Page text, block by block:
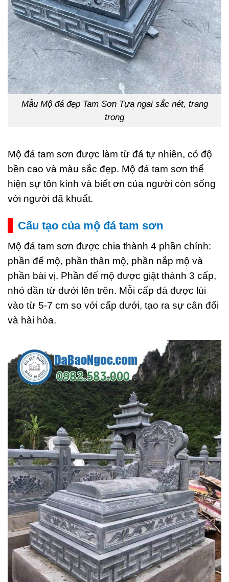
Mẫu Mộ đá đẹp Tam Sơn Tựa ngai sắc nét, trang
trọng
Mộ đá tam sơn được làm từ đá tự nhiên, có độ
bền cao và màu sắc đẹp. Mộ đá tam sơn thể
hiện sự tôn kính và biết ơn của người còn sống
với người đã khuất.
Cấu tạo của mộ đá tam sơn
Mộ đá tam sơn được chia thành 4 phần chính:
phần đế mộ, phần thân mộ, phần nắp mộ và
phần bài vị. Phần đế mộ được giật thành 3 cấp,
nhỏ dần từ dưới lên trên. Mỗi cấp đá được lùi
vào từ 5-7 cm so với cấp dưới, tạo ra sự cân đối
và hài hòa.